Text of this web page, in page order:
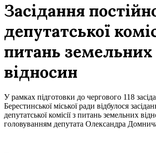
Засідання
депутатської
питань земельних
відносин
У рамках підготовки до чергового 118
Берестинської міської ради відбулося
депутатської комісії з питань земельних
головуванням депутата Олександра